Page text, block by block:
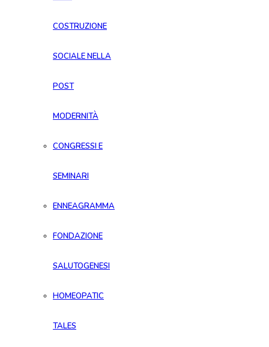
COSTRUZIONE
SOCIALE NELLA
POST
MODERNITÀ
CONGRESSI E
SEMINARI
ENNEAGRAMMA
FONDAZIONE
SALUTOGENESI
HOMEOPATIC
TALES